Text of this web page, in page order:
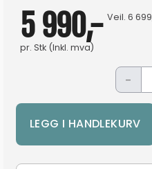
5 990,-
pr. Stk (Inkl. mva)
Veil.6
-